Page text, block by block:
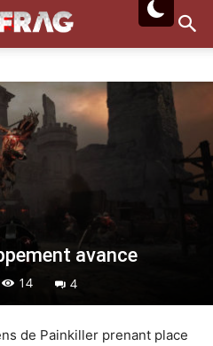
avance
14 4
de Painkiller prenant place